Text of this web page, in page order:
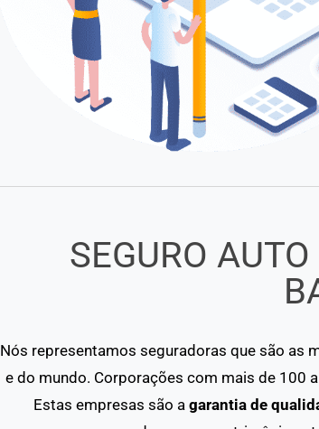
SEGURO
Nós representamos seguradoras que são as
e do mundo. Corporações com mais de 100
Estas empresas são a garantia de